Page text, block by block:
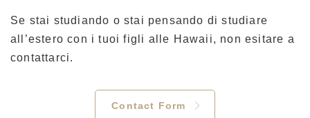
Se stai studiando o stai pensando di studiare
all’estero con i tuoi figli alle Hawaii, non esitare a
contattarci.
Contact Form